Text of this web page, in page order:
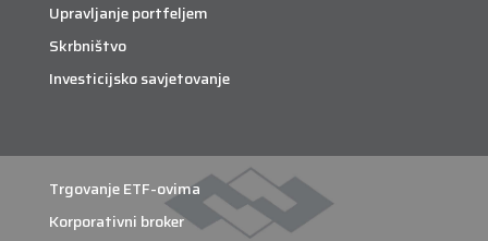
Upravljanje portfeljem
Skrbništvo
Investicijsko savjetovanje
Trgovanje ETF-ovima
Korporativni broker